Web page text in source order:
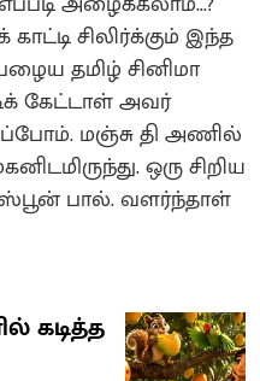
சிலிர்க்கும் இந்த
தமிழ் சினிமா
கேட்டாள் அவர்
மஞ்சு தி அணில்
ஒரு சிறிய
பால். வளர்ந்தாள்
கடித்த